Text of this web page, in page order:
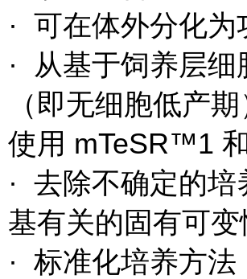
· 可在体外分化
· 从基于饲养层
（即无细胞低产期
使用 mTeSR™1
· 去除不确定的
基有关的固有可
· 标准化培养方